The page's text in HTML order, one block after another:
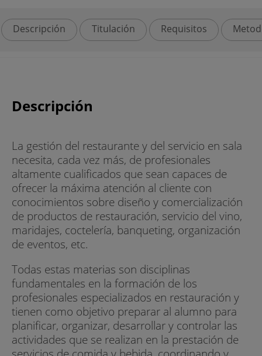
Descripción Titulación Requisitos
Descripción
La gestión del restaurante y del servicio en sala
necesita, cada vez más, de profesionales
altamente cualificados que sean capaces de
ofrecer la máxima atención al cliente con
conocimientos sobre diseño y comercialización
de productos de restauración, servicio del vino,
maridajes, coctelería, banqueting, organización
de eventos, etc.
Todas estas materias son disciplinas
fundamentales en la formación de los
profesionales especializados en restauración y
tienen como objetivo preparar al alumno para
planificar, organizar, desarrollar y controlar las
actividades que se realizan en la prestación de